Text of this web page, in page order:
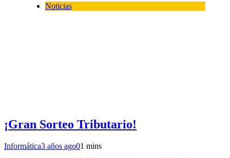
Noticias
¡Gran Sorteo Tributario!
Informática3 años ago01 mins